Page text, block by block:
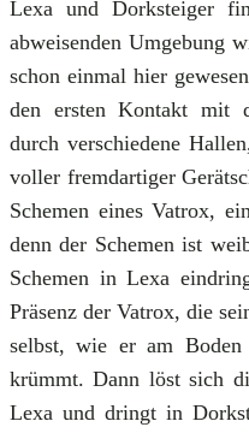
Lexa und Dorksteiger
abweisenden Umgebung
schon einmal hier
den ersten Kontakt mit
durch verschiedene
voller fremdartiger
Schemen eines Vatrox,
denn der Schemen ist
Schemen in Lexa
Präsenz der Vatrox, die
selbst, wie er am
krümmt. Dann löst sich
Lexa und dringt in